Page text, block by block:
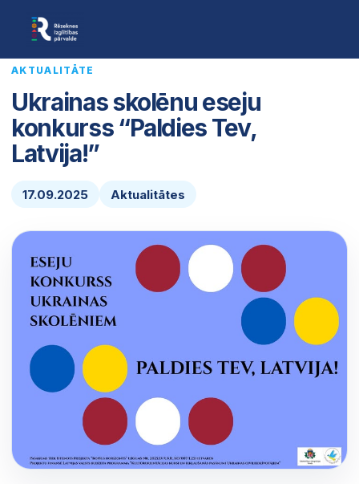
AKTUALITĀTE
Ukrainas skolēnu eseju
konkurss “Paldies Tev,
Latvija!”
17.09.2025 Aktualitātes